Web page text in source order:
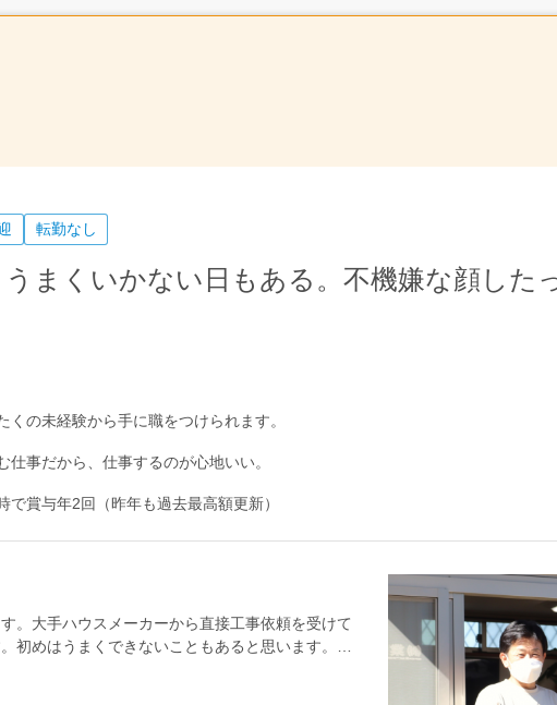
転勤なし
まくいかない日もある。不機嫌な顔した
くの未経験から手に職をつけられます。
事だから、仕事するのが心地いい。
賞与年2回（昨年も過去最高額更新）
。大手ハウスメーカーから直接工事依頼を受けて
初めはうまくできないこともあると思います。で
搬について覚えるところから、みんなで一つ一つ